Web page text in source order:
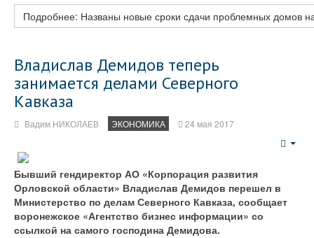
Подробнее: Названы новые сроки сдачи проблемных домов
Владислав Демидов теперь
занимается делами Северного
Кавказа
Вадим НИКОЛАЕВ ЭКОНОМИКА 24 мая 2017
Бывший гендиректор АО «Корпорация развития
Орловской области» Владислав Демидов перешел в
Министерство по делам Северного Кавказа, сообщает
воронежское «Агентство бизнес информации» со
ссылкой на самого господина Демидова.